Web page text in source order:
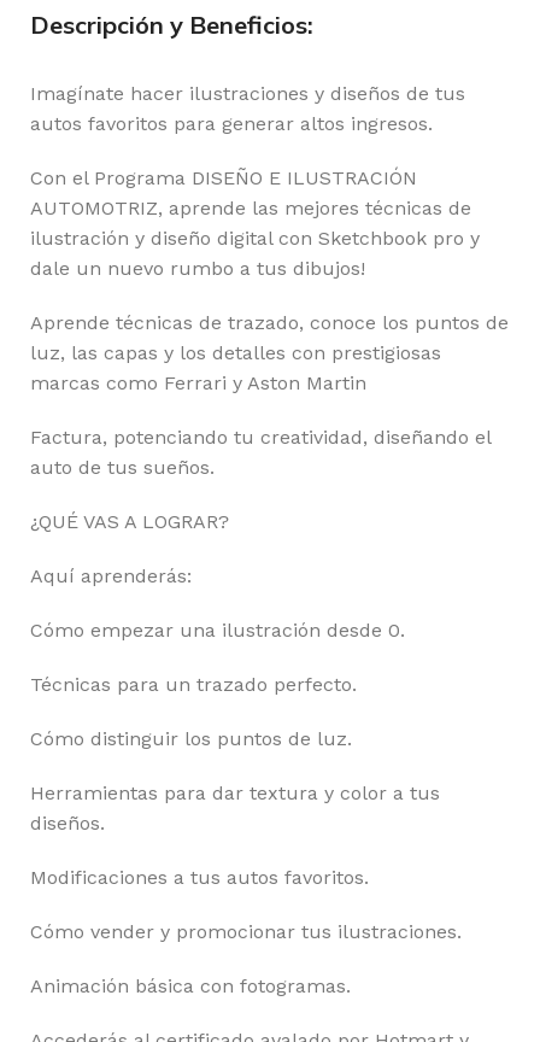
Descripción y Beneficios:
Imagínate hacer ilustraciones y diseños de tus
autos favoritos para generar altos ingresos.
Con el Programa DISEÑO E ILUSTRACIÓN
AUTOMOTRIZ, aprende las mejores técnicas de
ilustración y diseño digital con Sketchbook pro y
dale un nuevo rumbo a tus dibujos!
Aprende técnicas de trazado, conoce los puntos de
luz, las capas y los detalles con prestigiosas
marcas como Ferrari y Aston Martin
Factura, potenciando tu creatividad, diseñando el
auto de tus sueños.
¿QUÉ VAS A LOGRAR?
Aquí aprenderás:
Cómo empezar una ilustración desde 0.
Técnicas para un trazado perfecto.
Cómo distinguir los puntos de luz.
Herramientas para dar textura y color a tus
diseños.
Modificaciones a tus autos favoritos.
Cómo vender y promocionar tus ilustraciones.
Animación básica con fotogramas.